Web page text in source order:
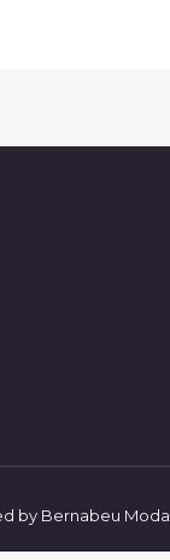
by Bernabeu Moda